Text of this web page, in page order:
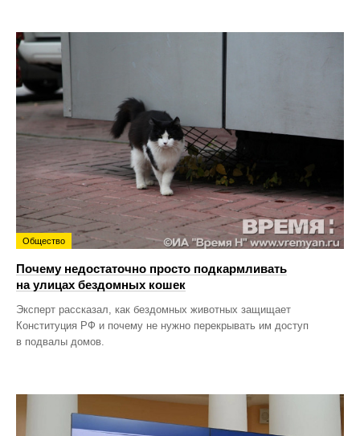
Общество
Почему недостаточно просто подкармливать
на улицах бездомных кошек
Эксперт рассказал, как бездомных животных защищает
Конституция РФ и почему не нужно перекрывать им доступ
в подвалы домов.